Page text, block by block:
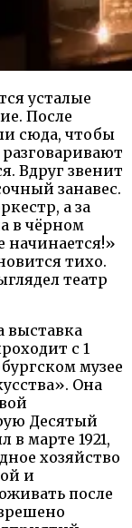
усталые
После
сюда, чтобы
Вдруг звенит
занавес.
а за
в чёрном
начинается!»
тихо.
театр
выставка
с 1
музее
Она
Десятый
в марте 1921,
хозяйство
и
после